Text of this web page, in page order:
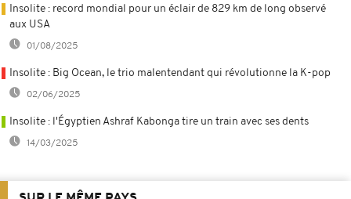
Insolite : record mondial pour un éclair de 829 km de long observé
aux USA
01/08/2025
Insolite : Big Ocean, le trio malentendant qui révolutionne la K-pop
02/06/2025
Insolite : l'Égyptien Ashraf Kabonga tire un train avec ses dents
14/03/2025